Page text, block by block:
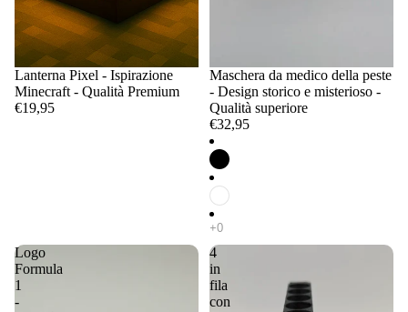
Lanterna Pixel - Ispirazione
Minecraft - Qualità Premium
€19,95
Maschera da medico della peste
- Design storico e misterioso -
Qualità superiore
€32,95
Logo
Formula
1
-
4
in
fila
con